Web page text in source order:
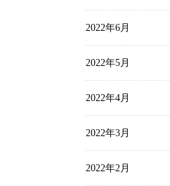
2022年6月
2022年5月
2022年4月
2022年3月
2022年2月